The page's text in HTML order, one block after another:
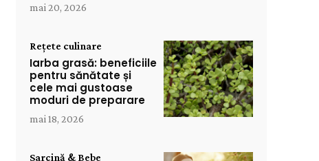
mai 20, 2026
Rețete culinare
Iarba grasă: beneficiile
pentru sănătate și
cele mai gustoase
moduri de preparare
mai 18, 2026
Sarcină & Bebe